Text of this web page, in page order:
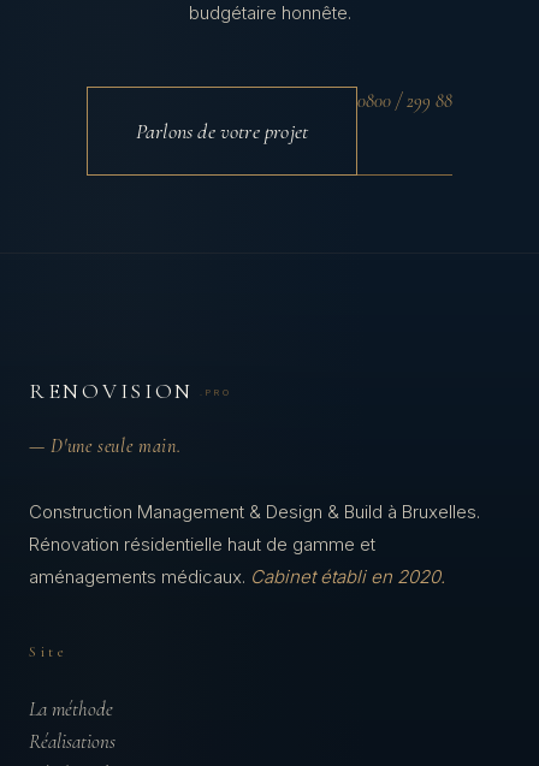
budgétaire honnête.
Parlons de votre projet
0800 / 299 88
RENOVISION .PRO
— D'une seule main.
Construction Management & Design & Build à Bruxelles.
Rénovation résidentielle haut de gamme et
aménagements médicaux. Cabinet établi en 2020.
Site
La méthode
Réalisations